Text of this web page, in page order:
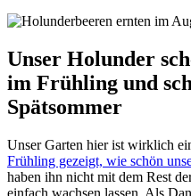
Unser Holunder
im Frühling und
Spätsommer
Unser Garten hier ist wirklich
Frühling gezeigt, wie schön
haben ihn nicht mit dem Rest
einfach wachsen lassen. Als